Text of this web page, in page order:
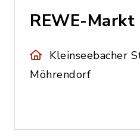
REWE-Markt
Kleinseebacher
Möhrendorf